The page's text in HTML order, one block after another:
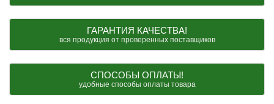
ГАРАНТИЯ КАЧЕСТВА!
вся продукция от проверенных поставщиков
СПОСОБЫ ОПЛАТЫ!
удобные способы оплаты товара